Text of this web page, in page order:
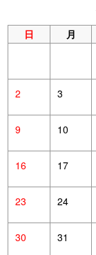
日 月
2 3
9 10
16 17
23 24
30 31